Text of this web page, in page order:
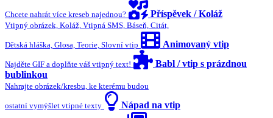
Chcete nahrát více kreseb najednou? Příspěvek / Koláž
Vtipný obrázek, Koláž, Vtipná SMS, Báseň, Citát,
Dětská hláška, Glosa, Teorie, Slovní vtip Animovaný vtip
Najděte GIF a doplňte váš vtipný text!
Babl / vtip s prázdnou
bublinkou
Nahrajte obrázek/kresbu, ke kterému budou
ostatní vymýšlet vtipné texty Nápad na vtip